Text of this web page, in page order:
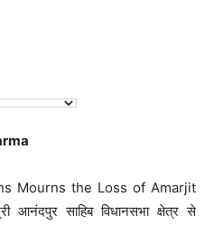
Mourns the Loss of Amarjit
साहिब विधानसभा क्षेत्र से